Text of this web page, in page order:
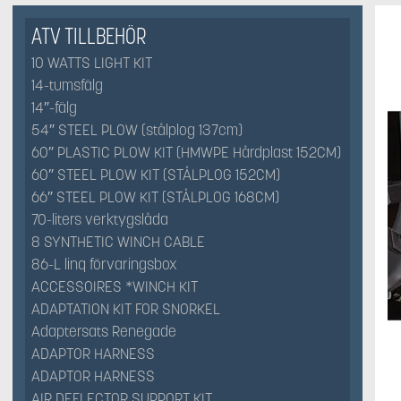
ATV TILLBEHÖR
10 WATTS LIGHT KIT
14-tumsfälg
14″-fälg
54″ STEEL PLOW (stålplog 137cm)
60″ PLASTIC PLOW KIT (HMWPE Hårdplast 152CM)
60″ STEEL PLOW KIT (STÅLPLOG 152CM)
66″ STEEL PLOW KIT (STÅLPLOG 168CM)
70-liters verktygslåda
8 SYNTHETIC WINCH CABLE
86-L linq förvaringsbox
ACCESSOIRES *WINCH KIT
ADAPTATION KIT FOR SNORKEL
Adaptersats Renegade
ADAPTOR HARNESS
ADAPTOR HARNESS